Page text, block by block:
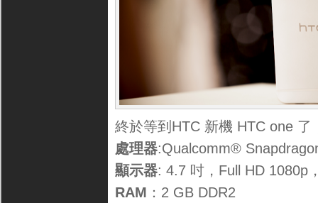
終於等到HTC 新機 HTC one
處理器:Qualcomm®
顯示器: 4.7 吋，Full HD 1080p
RAM ：2 GB DDR2